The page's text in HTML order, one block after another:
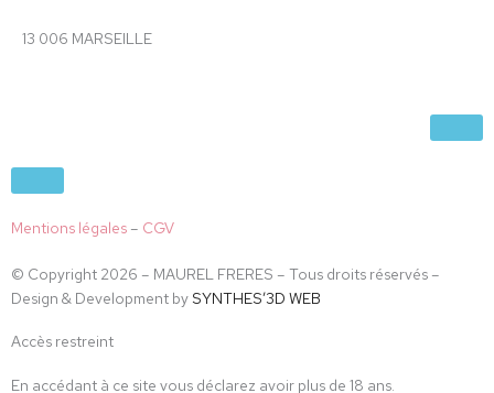
13 006 MARSEILLE
Mentions légales – CGV
© Copyright 2026 – MAUREL FRERES – Tous droits réservés –
Design & Development by SYNTHES’3D WEB
Accès restreint
En accédant à ce site vous déclarez avoir plus de 18 ans.